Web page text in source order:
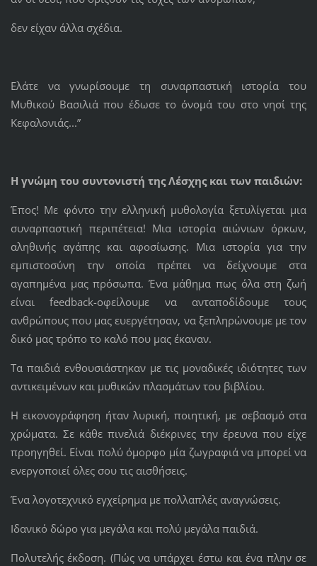
δεν είχαν άλλα σχέδια.
Ελάτε να γνωρίσουμε τη συναρπαστική ιστορία του
Μυθικού Βασιλιά που έδωσε το όνομά του στο νησί της
Κεφαλονιάς...”
Η γνώμη του συντονιστή της Λέσχης και των παιδιών:
Έπος! Με φόντο την ελληνική μυθολογία ξετυλίγεται μια
συναρπαστική περιπέτεια! Μια ιστορία αιώνιων όρκων,
αληθινής αγάπης και αφοσίωσης. Μια ιστορία για την
εμπιστοσύνη την οποία πρέπει να δείχνουμε στα
αγαπημένα μας πρόσωπα. Ένα μάθημα πως όλα στη ζωή
είναι feedback-οφείλουμε να ανταποδίδουμε τους
ανθρώπους που μας ευεργέτησαν, να ξεπληρώνουμε με τον
δικό μας τρόπο το καλό που μας έκαναν.
Τα παιδιά ενθουσιάστηκαν με τις μοναδικές ιδιότητες των
αντικειμένων και μυθικών πλασμάτων του βιβλίου.
Η εικονογράφηση ήταν λυρική, ποιητική, με σεβασμό στα
χρώματα. Σε κάθε πινελιά διέκρινες την έρευνα που είχε
προηγηθεί. Είναι πολύ όμορφο μία ζωγραφιά να μπορεί να
ενεργοποιεί όλες σου τις αισθήσεις.
Ένα λογοτεχνικό εγχείρημα με πολλαπλές αναγνώσεις.
Ιδανικό δώρο για μεγάλα και πολύ μεγάλα παιδιά.
Πολυτελής έκδοση. (Πώς να υπάρχει έστω και ένα πλην σε